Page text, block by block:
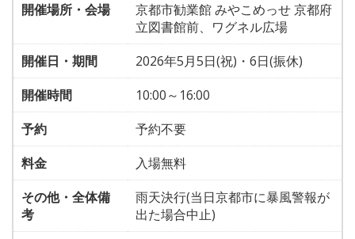
開催場所・会場
京都市勧業館 みやこめっせ 京都府
立図書館前、ワグネル広場
開催日・期間
2026年5月5日(祝)・6日(振休)
開催時間
10:00～16:00
予約
予約不要
料金
入場無料
その他・全体備
考
雨天決行(当日京都市に暴風警報が
出た場合中止)